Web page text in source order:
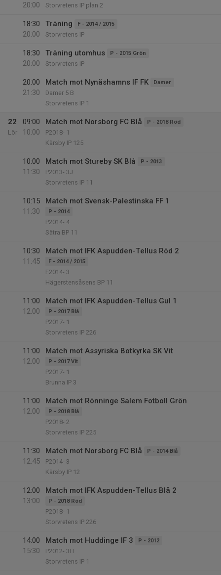
20:00
Storvretens IP plan 2
18:30
20:00
Träning F - 2014 / 2015
Storvretens IP
18:30
20:00
Träning utomhus P - 2015 Grön
Storvretens IP
20:00
21:30
Match mot Nynäshamns IF FK Damer
Damer 5 B
Storvretens IP 1
22
Lör
09:00
10:00
Match mot Norsborg FC Blå P - 2018 Röd
P2018- 1
Kärsby IP 125
10:00
11:30
Match mot Stureby SK Blå P - 2013
P2013- 3J
Storvretens IP 11
10:15
11:30
Match mot Svensk-Palestinska FF 1
P - 2014
P2014- 4
Sätra BP 11
10:30
11:45
Match mot IFK Aspudden-Tellus Röd 2
F - 2014 / 2015
F2014- 3
Hägerstensåsens BP 11
11:00
12:00
Match mot IFK Aspudden-Tellus Gul 1
P - 2017 Blå
P2017- 1
Storvretens IP 226
11:00
12:00
Match mot Assyriska Botkyrka SK Vit
P - 2017 Vit
P2017- 1
Brunna IP 3
11:00
12:00
Match mot Rönninge Salem Fotboll Grön
P - 2018 Blå
P2018- 2
Storvretens IP 225
11:30
12:45
Match mot Norsborg FC Blå P - 2014 Blå
P2014- 3
Kärsby IP 12
12:00
13:00
Match mot IFK Aspudden-Tellus Blå 2
P - 2018 Röd
P2018- 1
Storvretens IP 226
14:00
15:30
Match mot Huddinge IF 3 P - 2012
P2012- 3H
Storvretens IP 1